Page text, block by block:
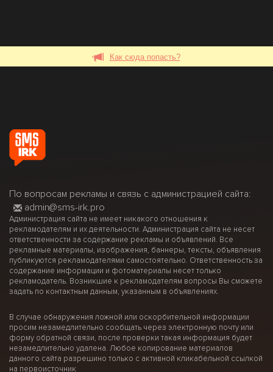
Как сюда попасть?
По вопросам рекламы и связь с администрацией сайта:
admin@sms-irk.pro
Администрация сайта не имеет никакого отношения к
рекламодателям и их деятельности. Администрация сайта не несет
ответственности за содержание рекламы и объявлений. Все
рекламные материалы, изображения, баннеры, тексты, объявления
публикуются рекламодателями самостоятельно. Ответственность за
содержание информации и фотоматериалы несет только
рекламодатель. Возникшие к рекламодателям вопросы Вы сможете
задать по контактным данным, указанным в объявлениях.
В случае обнаружения ложной или оскорбительной информации
просим незамедлительно сообщать через электронную почту или
форму обратной связи, после проверки такая информация будет
незамедлительно удалена. Любое копирование материалов
данного сайта разрешино только с активной кликабельной ссылкой
на первоисточник